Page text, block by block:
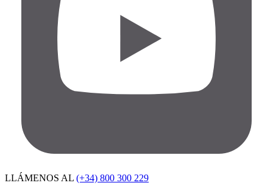
LLÁMENOS AL (+34) 800 300 229